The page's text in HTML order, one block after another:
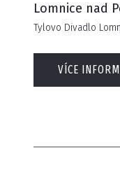
Lomnice nad
Tylovo Divadlo
VÍCE